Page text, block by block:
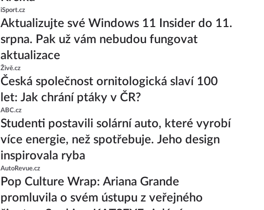
iSport.cz
Aktualizujte své Windows 11 Insider do 11.
srpna. Pak už vám nebudou fungovat
aktualizace
Živě.cz
Česká společnost ornitologická slaví 100
let: Jak chrání ptáky v ČR?
ABC.cz
Studenti postavili solární auto, které vyrobí
více energie, než spotřebuje. Jeho design
inspirovala ryba
AutoRevue.cz
Pop Culture Wrap: Ariana Grande
promluvila o svém ústupu z veřejného